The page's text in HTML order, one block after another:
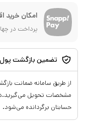
امکان خرید
پرداخت در
تضمین بازگشت پول
از طریق سامانه ضمانت
مشخصات تحویل
حسابتان برگردانده می‌شود.